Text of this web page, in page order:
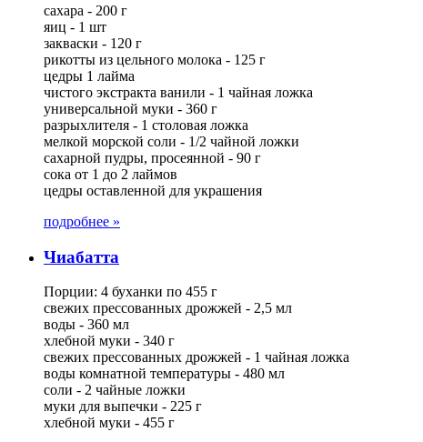
сахара - 200 г
яиц - 1 шт
закваски - 120 г
рикотты из цельного молока - 125 г
цедры 1 лайма
чистого экстракта ванили - 1 чайная ложка
универсальной муки - 360 г
разрыхлителя - 1 столовая ложка
мелкой морской соли - 1/2 чайной ложки
сахарной пудры, просеянной - 90 г
сока от 1 до 2 лаймов
цедры оставленной для украшения
подробнее »
Чиабатта
Порции: 4 буханки по 455 г
свежих прессованных дрожжей - 2,5 мл
воды - 360 мл
хлебной муки - 340 г
свежих прессованных дрожжей - 1 чайная ложка
воды комнатной температуры - 480 мл
соли - 2 чайные ложки
муки для выпечки - 225 г
хлебной муки - 455 г